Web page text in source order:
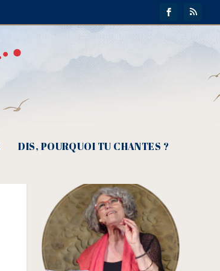
DIS, POURQUOI TU CHANTES ?